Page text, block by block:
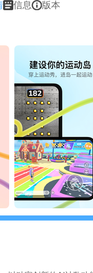
信息 版本